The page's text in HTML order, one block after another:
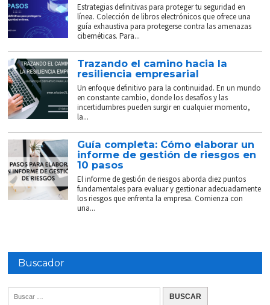
Estrategias definitivas para proteger tu seguridad en
línea. Colección de libros electrónicos que ofrece una
guía exhaustiva para protegerse contra las amenazas
cibernéticas. Para...
Trazando el camino hacia la
resiliencia empresarial
Un enfoque definitivo para la continuidad. En un mundo
en constante cambio, donde los desafíos y las
incertidumbres pueden surgir en cualquier momento,
la...
Guía completa: Cómo elaborar un
informe de gestión de riesgos en
10 pasos
El informe de gestión de riesgos aborda diez puntos
fundamentales para evaluar y gestionar adecuadamente
los riesgos que enfrenta la empresa. Comienza con
una...
Buscador